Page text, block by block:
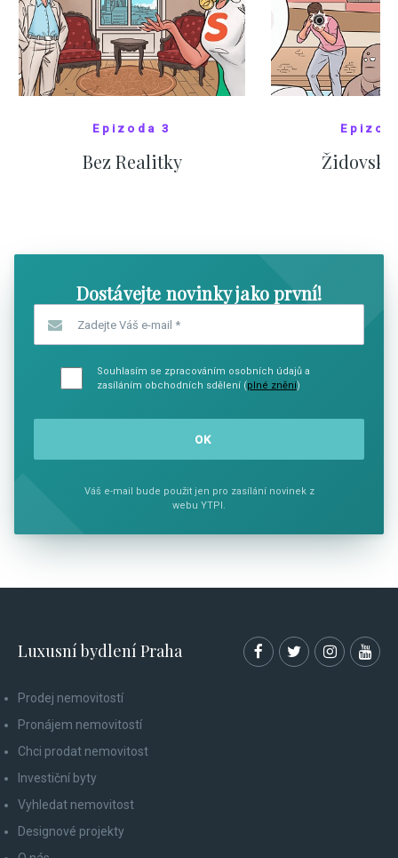
Epizoda 3
Bez Realitky
Dostávejte novinky jako první!
Souhlasím se zpracováním osobních údajů a
zasíláním obchodních sdělení (plné znění)
Váš e-mail bude použit jen pro zasílání novinek z
webu YTPI.
Luxusní bydlení Praha
Prodej nemovitostí
Pronájem nemovitostí
Chci prodat nemovitost
Investiční byty
Vyhledat nemovitost
Designové projekty